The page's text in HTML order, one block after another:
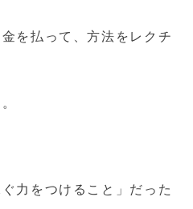
を払って、方法をレクチ
力をつけること」だった